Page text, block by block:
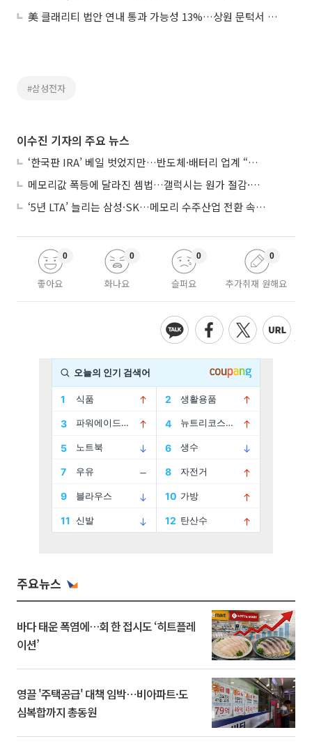
美 클래리티 법안 연내 통과 가능성 13%…상원 문턱서 제동
#삼성전자
이수진 기자의 주요 뉴스
‘한국판 IRA’ 베일 벗었지만…반도체·배터리 업계 “시행령이 관건”
메모리값 폭등에 달라진 셈법…갤럭시는 원가 절감·아이폰은 서비스 확대
‘5년 LTA’ 늘리는 삼성·SK…메모리 수주산업 전환 속 다른 셈법
좋아요
0
화나요
0
슬퍼요
0
추가취재 원해요
0
주요뉴스
바다 태운 폭염에…회 한 접시도 ‘히트플레
이션’
영끌 '주택공급' 대책 임박⋯비아파트·도
심복합까지 총동원